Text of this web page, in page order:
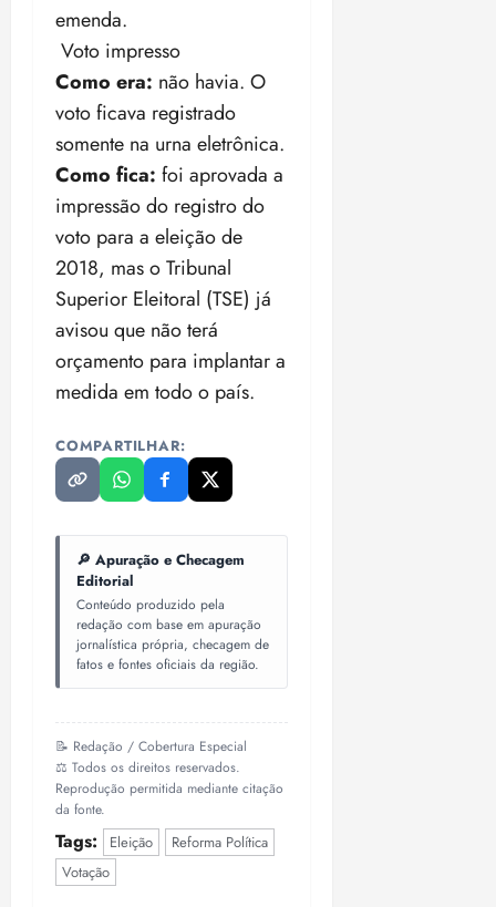
emenda.
Voto impresso
Como era: não havia. O
voto ficava registrado
somente na urna eletrônica.
Como fica: foi aprovada a
impressão do registro do
voto para a eleição de
2018, mas o Tribunal
Superior Eleitoral (TSE) já
avisou que não terá
orçamento para implantar a
medida em todo o país.
COMPARTILHAR:
🔎 Apuração e Checagem
Editorial
Conteúdo produzido pela
redação com base em apuração
jornalística própria, checagem de
fatos e fontes oficiais da região.
📝 Redação / Cobertura Especial
⚖️ Todos os direitos reservados.
Reprodução permitida mediante citação
da fonte.
Tags: Eleição
Reforma Política
Votação